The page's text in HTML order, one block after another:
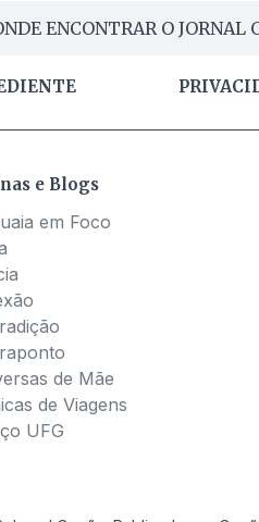
ENCONTRAR O JORNAL
e Blogs
em Foco
de Mãe
de Viagens
UFG